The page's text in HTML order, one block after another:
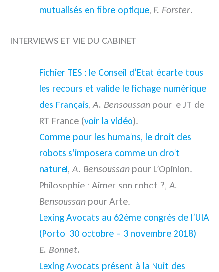
mutualisés en fibre optique, F. Forster.
INTERVIEWS ET VIE DU CABINET
Fichier TES : le Conseil d’Etat écarte tous
les recours et valide le fichage numérique
des Français,A. Bensoussan pour le JT de
RT France (voir la vidéo).
Comme pour les humains, le droit des
robots s’imposera comme un droit
naturel,A. Bensoussan pour L’Opinion.
Philosophie : Aimer son robot ?,A.
Bensoussan pour Arte.
Lexing Avocats au 62ème congrès de l’UIA
(Porto, 30 octobre – 3 novembre 2018),
E. Bonnet.
Lexing Avocats présent à la Nuit des